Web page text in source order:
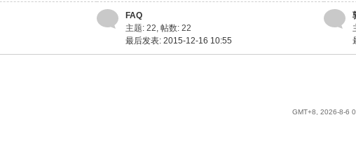
FAQ
主题: 22,帖数: 22
最后发表: 2015-12-16 10:55
GMT+8, 2026-8-6